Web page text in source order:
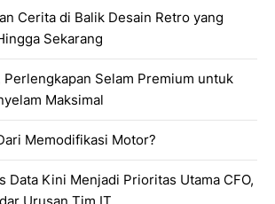
Cerita di Balik Desain Retro yang
Sekarang
Perlengkapan Selam Premium untuk
Maksimal
Memodifikasi Motor?
Data Kini Menjadi Prioritas Utama CFO,